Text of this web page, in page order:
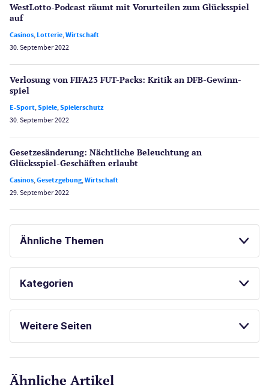
WestLotto-Podcast räumt mit Vorurteilen zum Glücksspiel
auf
Casinos,Lotterie,Wirtschaft
30. September 2022
Verlosung von FIFA23 FUT-Packs: Kritik an DFB-Gewinn­
spiel
E-Sport,Spiele,Spielerschutz
30. September 2022
Gesetzes­änderung: Nächtliche Beleuch­tung an
Glücksspiel-Geschäften erlaubt
Casinos,Gesetzgebung,Wirtschaft
29. September 2022
Ähnliche Themen
GLÜCKSSPIEL ONLINE LAS VEGAS GUIDE
Kategorien
Gesetzgebung
Weitere Seiten
CasinoOnline.de
Ähnliche Artikel